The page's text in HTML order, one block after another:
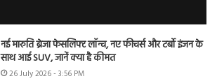
नई मारुति ब्रेजा फेसलिफ्ट लॉन्च, नए फीचर्स और टर्बो इंजन के
साथ आई SUV, जानें क्या है कीमत
26 July 2026 - 3:56 PM